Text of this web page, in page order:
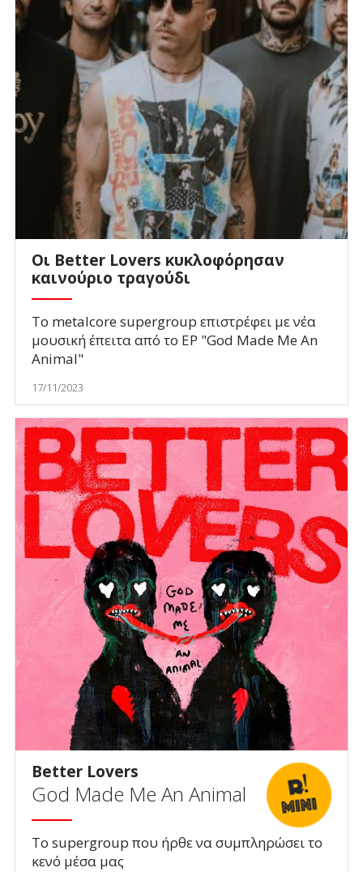
Οι Better Lovers κυκλοφόρησαν
καινούριο τραγούδι
Το metalcore supergroup επιστρέφει με νέα
μουσική έπειτα από το EP "God Made Me An
Animal"
17/11/2023
Better Lovers
God Made Me An Animal
Το supergroup που ήρθε να συμπληρώσει το
κενό μέσα μας